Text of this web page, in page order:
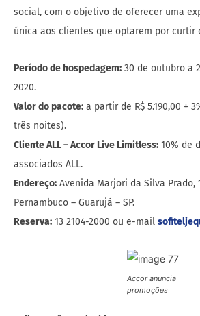
social, com o objetivo de oferecer uma
única aos clientes que optarem por curtir
Período de hospedagem: 30 de outubro a
2020.
Valor do pacote: a partir de R$ 5.190,00 +
três noites).
Cliente ALL – Accor Live Limitless: 10% de
associados ALL.
Endereço: Avenida Marjori da Silva Prado,
Pernambuco – Guarujá – SP.
Reserva: 13 2104-2000 ou e-mail
Accor anuncia
promoções